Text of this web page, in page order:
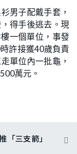
男子配戴手套，
得手後逃去。現
一個單位，事發
許接獲40歲負責
單位內一批龜，
萬元。
「三支箭」